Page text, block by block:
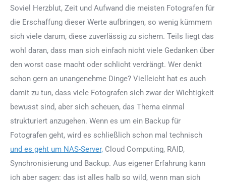
Soviel Herzblut, Zeit und Aufwand die meisten Fotografen für
die Erschaffung dieser Werte aufbringen, so wenig kümmern
sich viele darum, diese zuverlässig zu sichern. Teils liegt das
wohl daran, dass man sich einfach nicht viele Gedanken über
den worst case macht oder schlicht verdrängt. Wer denkt
schon gern an unangenehme Dinge? Vielleicht hat es auch
damit zu tun, dass viele Fotografen sich zwar der Wichtigkeit
bewusst sind, aber sich scheuen, das Thema einmal
strukturiert anzugehen. Wenn es um ein Backup für
Fotografen geht, wird es schließlich schon mal technisch
und es geht um NAS-Server, Cloud Computing, RAID,
Synchronisierung und Backup. Aus eigener Erfahrung kann
ich aber sagen: das ist alles halb so wild, wenn man sich